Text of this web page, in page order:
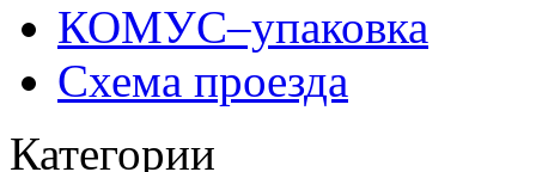
КОМУС–упаковка
Схема проезда
Категории